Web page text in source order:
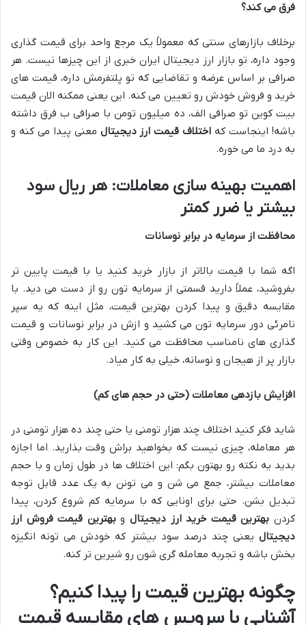
فرق می کند؟
برخلاف بازارهای سنتی که معمولاً یک مرجع واحد برای قیمت گذاری
وجود داره، تو بازار ارز دیجیتال ایران خبری از این چیزها نیست. هر
صرافی بر اساس عرضه و تقاضایی که تو پلتفرمش داره، قیمت های
خرید و فروش خودش رو تعیین می کنه. این یعنی ممکنه الان قیمت
بیت کوین تو صرافی الف، ده میلیون تومن با صرافی ب فرق داشته
باشه! اینجاست که اختلاف قیمت ارز دیجیتال معنی پیدا می کنه و
به درد ما می خوره.
اهمیت بهینه سازی معاملات: هر ریال سود
بیشتر یا ضرر کمتر
محافظت از سرمایه در برابر نوسانات
اگه شما با قیمت بالاتر از بازار خرید کنید یا با قیمت پایین تر
بفروشید، عملاً دارید قسمتی از سرمایه تون رو از دست می دید. با
مقایسه دقیق و پیدا کردن بهترین قیمت، مثل اینه که یه سپر
نامرئی دور سرمایه تون می کشید و ازش در برابر نوسانات و قیمت
گذاری های نامناسب محافظت می کنید. این کار به خصوص وقتی
بازار پر از هیجان و نوسانه، خیلی به کار میاد.
افزایش بازدهی معاملات (حتی در حجم های کم)
شاید فکر کنید اختلاف چند هزار تومنی یا حتی چند ده هزار تومنی در
هر معامله، چیزی نیست که بخواهید براش وقت بذارید. اما اجازه
بدید یه نکته رو بهتون بگم: این اختلاف ها در طول زمان و با حجم
معاملات بیشتر، جمع می شن و می تونن به یک عدد قابل توجه
تبدیل بشن. حتی برای اونایی که با سرمایه کم شروع کردن، پیدا
کردن بهترین قیمت خرید ارز دیجیتالوبهترین قیمت فروش ارز
دیجیتال یعنی چند درصد سود بیشتر که خودش می تونه انگیزه
بخش باشه و تجربه معامله گری شون رو شیرین تر کنه.
چگونه بهترین قیمت را پیدا کنیم؟
آشنایی با سرویس های مقایسه قیمت